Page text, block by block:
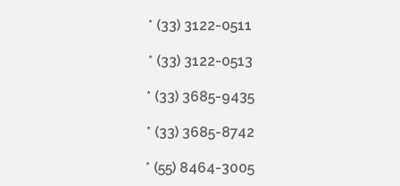
* (33) 3122-0511
* (33) 3122-0513
* (33) 3685-9435
* (33) 3685-8742
* (55) 8464-3005